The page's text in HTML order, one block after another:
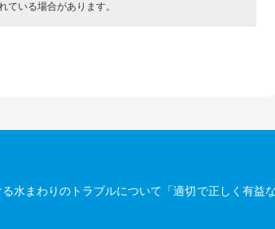
いる場合があります。
水まわりのトラブルについて「適切で正しく有益